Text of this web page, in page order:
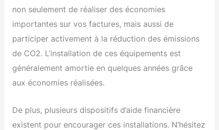
non seulement de réaliser des économies
importantes sur vos factures, mais aussi de
participer activement à la réduction des émissions
de CO2. L’installation de ces équipements est
généralement amortie en quelques années grâce
aux économies réalisées.
De plus, plusieurs dispositifs d’aide financière
existent pour encourager ces installations. N’hésitez